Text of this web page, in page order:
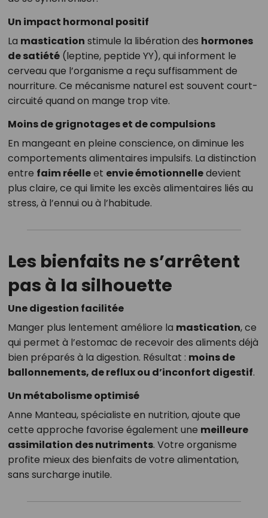
Un impact hormonal positif
La mastication stimule la libération des hormones
de satiété(leptine, peptide YY), qui informent le
cerveau que l’organisme a reçu suffisamment de
nourriture. Ce mécanisme naturel est souvent court-
circuité quand on mange trop vite.
Moins de grignotages et de compulsions
En mangeant en pleine conscience, on diminue les
comportements alimentaires impulsifs. La distinction
entre faim réelleet envie émotionnelledevient
plus claire, ce qui limite les excès alimentaires liés au
stress, à l’ennui ou à l’habitude.
Les bienfaits ne s’arrêtent
pas à la silhouette
Une digestion facilitée
Manger plus lentement améliore la mastication, ce
qui permet à l’estomac de recevoir des aliments déjà
bien préparés à la digestion. Résultat : moins de
ballonnements, de reflux ou d’inconfort digestif.
Un métabolisme optimisé
Anne Manteau, spécialiste en nutrition, ajoute que
cette approche favorise également une meilleure
assimilation des nutriments. Votre organisme
profite mieux des bienfaits de votre alimentation,
sans surcharge inutile.